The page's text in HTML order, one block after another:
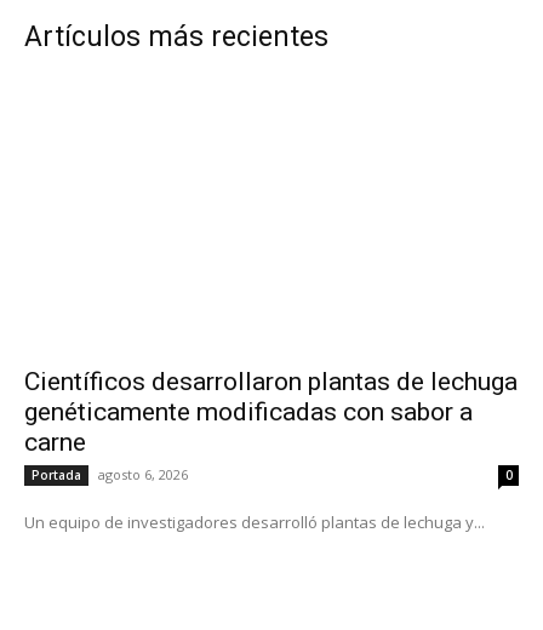
Artículos más recientes
Científicos desarrollaron plantas de lechuga
genéticamente modificadas con sabor a
carne
Portada agosto 6, 2026 0
Un equipo de investigadores desarrolló plantas de lechuga y...